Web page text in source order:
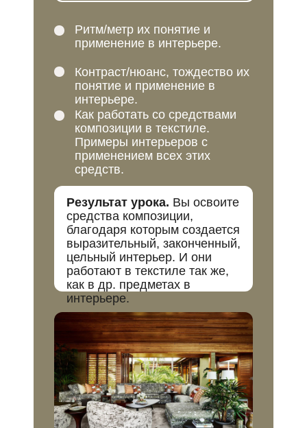
Ритм/метр их понятие и
применение в интерьере.
Как работать со средствами
композиции в текстиле.
Примеры интерьеров с
применением всех этих
средств.
Результат урока. Вы освоите
средства композиции,
благодаря которым создается
выразительный, законченный,
цельный интерьер. И они
работают в текстиле так же,
как в др. предметах в
интерьере.
Контраст/нюанс, тождество их
понятие и применение в
интерьере.